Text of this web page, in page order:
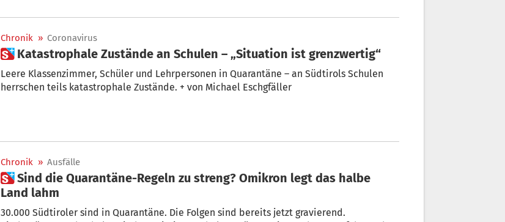
Chronik » Coronavirus
 Katastrophale Zustände an Schulen – „Situation ist grenzwertig“
Leere Klassenzimmer, Schüler und Lehrpersonen in Quarantäne – an Südtirols Schulen
herrschen teils katastrophale Zustände. + von Michael Eschgfäller
Chronik » Ausfälle
 Sind die Quarantäne-Regeln zu streng? Omikron legt das halbe
Land lahm
30.000 Südtiroler sind in Quarantäne. Die Folgen sind bereits jetzt gravierend.